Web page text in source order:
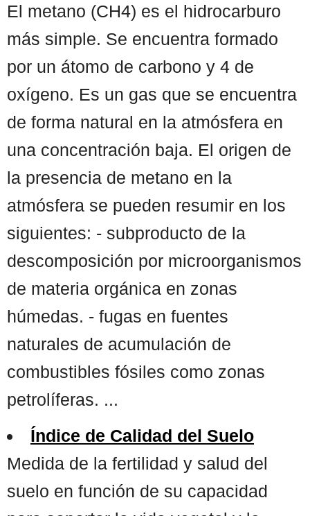
El metano (CH4) es el hidrocarburo
más simple. Se encuentra formado
por un átomo de carbono y 4 de
oxígeno. Es un gas que se encuentra
de forma natural en la atmósfera en
una concentración baja. El origen de
la presencia de metano en la
atmósfera se pueden resumir en los
siguientes: - subproducto de la
descomposición por microorganismos
de materia orgánica en zonas
húmedas. - fugas en fuentes
naturales de acumulación de
combustibles fósiles como zonas
petrolíferas. ...
Índice de Calidad del Suelo
Medida de la fertilidad y salud del
suelo en función de su capacidad